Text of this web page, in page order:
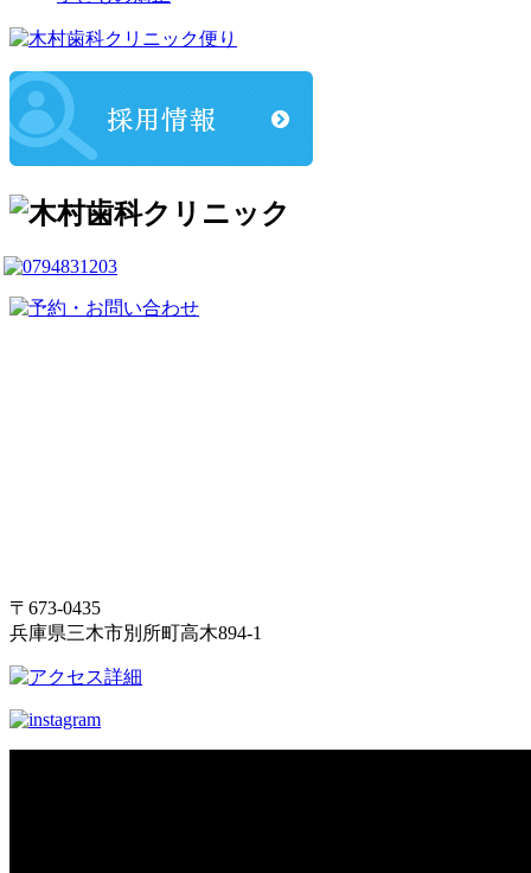
〒673-0435
兵庫県三木市別所町高木894-1